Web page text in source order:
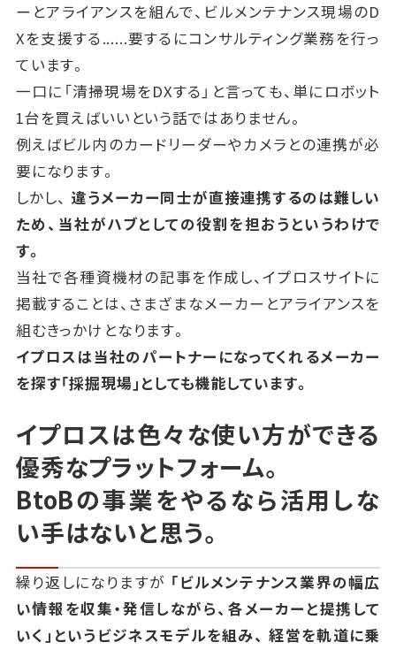
ーとアライアンスを組んで、 ビルメンテナンス現場のD
Xを支援する......要するにコンサルティング業務を行っ
ています。
一口に「清掃現場をDXする」と言っても、単にロボット
1台を買えばいいという話ではありません。
例えばビル内のカードリーダーやカメラとの連携が必
要になります。
しかし、 違うメーカー同士が直接連携するのは難しい
ため、当社がハブとしての役割を担おうというわけで
す。
当社で各種資機材の記事を作成し、イプロスサイトに
掲載することは、さまざまなメーカーとアライアンスを
組むきっかけとなります。
イプロスは当社のパートナーになってくれるメーカー
を探す「採掘現場」としても機能しています。
イプロスは色々な使い方ができる
優秀なプラットフォーム。
BtoBの事業をやるなら活用しな
い手はないと思う。
繰り返しになりますが 「ビルメンテナンス業界の幅広
い情報を収集・発信しながら、各メーカーと提携して
いく」というビジネスモデルを組み、経営を軌道に乗